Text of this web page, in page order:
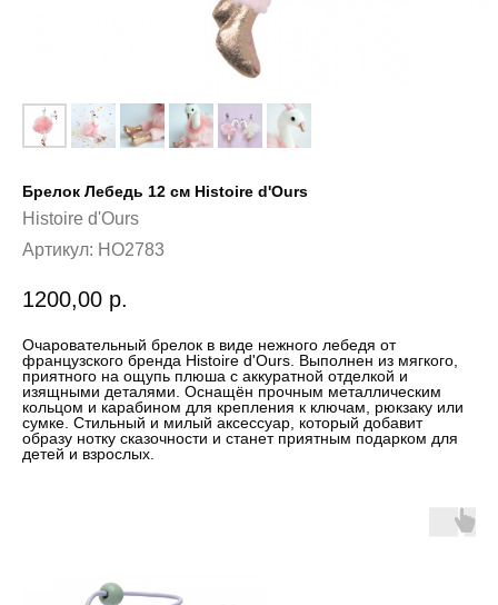
Брелок Лебедь 12 см Histoire d'Ours
Histoire d'Ours
Артикул: HO2783
1200,00 р.
Очаровательный брелок в виде нежного лебедя от
французского бренда Histoire d'Ours. Выполнен из мягкого,
приятного на ощупь плюша с аккуратной отделкой и
изящными деталями. Оснащён прочным металлическим
кольцом и карабином для крепления к ключам, рюкзаку или
сумке. Стильный и милый аксессуар, который добавит
образу нотку сказочности и станет приятным подарком для
детей и взрослых.